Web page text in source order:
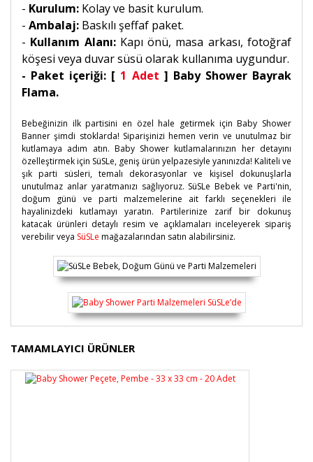
- Kurulum: Kolay ve basit kurulum.
- Ambalaj: Baskılı şeffaf paket.
- Kullanım Alanı:Kapı önü, masa arkası, fotoğraf
köşesi veya duvar süsü olarak kullanıma uygundur.
- Paket içeriği: [ 1 Adet ] Baby Shower Bayrak
Flama.
Bebeğinizin ilk partisini en özel hale getirmek için Baby Shower
Banner şimdi stoklarda! Siparişinizi hemen verin ve unutulmaz bir
kutlamaya adım atın. Baby Shower kutlamalarınızın her detayını
özelleştirmek için SüSLe, geniş ürün yelpazesiyle yanınızda! Kaliteli ve
şık parti süsleri, temalı dekorasyonlar ve kişisel dokunuşlarla
unutulmaz anlar yaratmanızı sağlıyoruz. SüSLe Bebek ve Parti'nin,
doğum günü ve parti malzemelerine ait farklı seçenekleri ile
hayalinizdeki kutlamayı yaratın. Partilerinize zarif bir dokunuş
katacak ürünleri detaylı resim ve açıklamaları inceleyerek sipariş
verebilir veya SüSLe mağazalarından satın alabilirsiniz.
Bu ürünün fiyat bilgisi, resim, ürün açıklamalarında ve
diğer konularda yetersiz gördüğünüz noktaları öneri
formunu kullanarak tarafımıza iletebilirsiniz.
Görüş ve önerileriniz için teşekkür ederiz.
TAMAMLAYICI ÜRÜNLER